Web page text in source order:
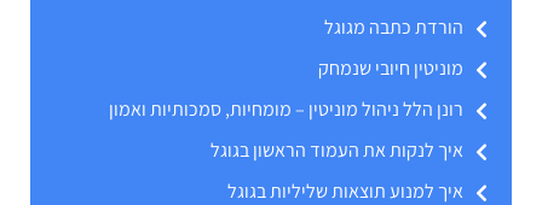
הורדת כתבה מגוגל
מוניטין חיובי שנמחק
רונן הלל ניהול מוניטין – מומחיות, סמכותיות ואמון
איך לנקות את העמוד הראשון בגוגל
איך למנוע תוצאות שליליות בגוגל